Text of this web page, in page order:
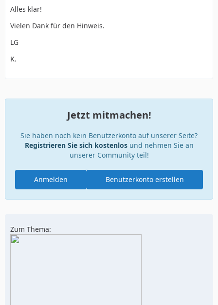
Alles klar!
Vielen Dank für den Hinweis.
LG
K.
Jetzt mitmachen!
Sie haben noch kein Benutzerkonto auf unserer Seite?
Registrieren Sie sich kostenlosund nehmen Sie an
unserer Community teil!
Benutzerkonto erstellen
Anmelden
Zum Thema: